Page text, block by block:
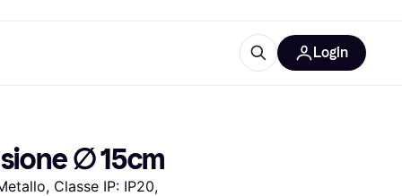
Login
∅ 15cm
Classe IP: IP20,